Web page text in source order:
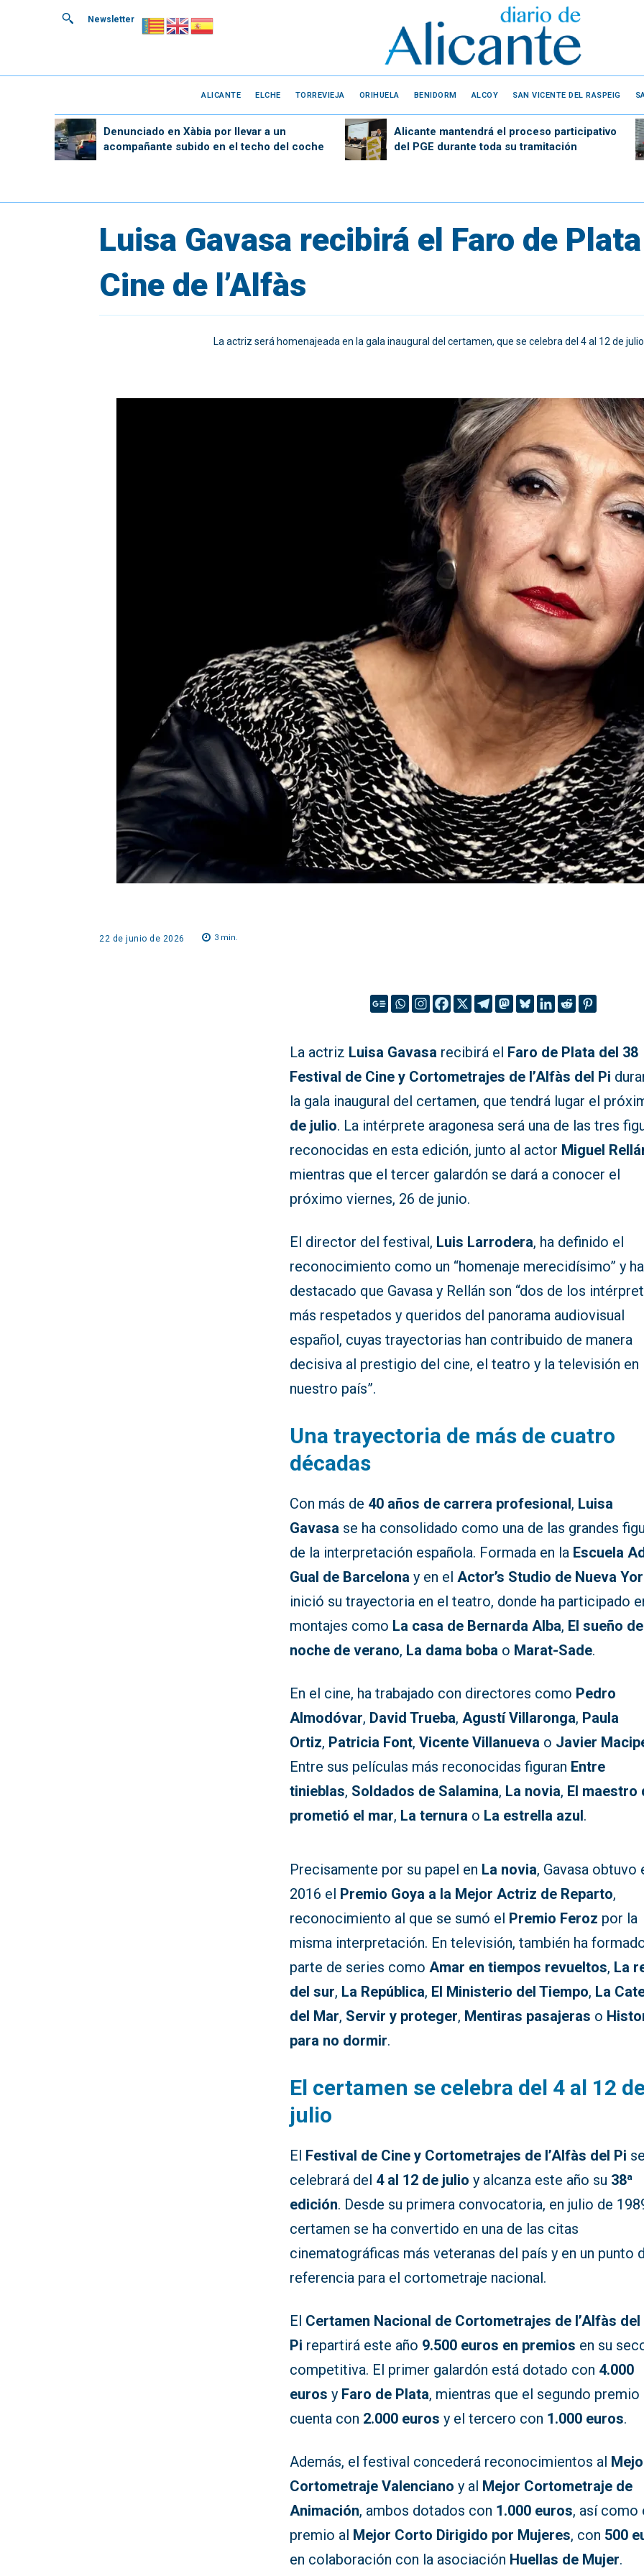
Newsletter
ALICANTE ELCHE TORREVIEJA ORIHUELA BENIDORM ALCOY SAN VICENTE DEL RASPEIG
Denunciado en Xàbia por llevar a un
acompañante subido en el techo del coche
Alicante mantendrá el proceso participativo
del PGE durante toda su tramitación
Luisa Gavasa recibirá el Faro de
Cine de l’Alfàs
La actriz será homenajeada en la gala inaugural del certamen, que se celebra del 4 al 12 de
22 de junio de 2026 3min.
La actriz Luisa Gavasa recibirá el Faro de Plata del 38
Festival de Cine y Cortometrajes de l’Alfàs del Pi
la gala inaugural del certamen, que tendrá lugar el
de julio. La intérprete aragonesa será una de las tres
reconocidas en esta edición, junto al actor Miguel
mientras que el tercer galardón se dará a conocer el
próximo viernes, 26 de junio.
El director del festival, Luis Larrodera, ha definido el
reconocimiento como un “homenaje merecidísimo” y ha
destacado que Gavasa y Rellán son “dos de los
más respetados y queridos del panorama audiovisual
español, cuyas trayectorias han contribuido de manera
decisiva al prestigio del cine, el teatro y la televisión en
nuestro país”.
Una trayectoria de más de cuatro
décadas
Con más de 40 años de carrera profesional, Luisa
Gavasa se ha consolidado como una de las grandes
de la interpretación española. Formada en la Escuela
Gual de Barcelona y en elActor’s Studio de Nueva
inició su trayectoria en el teatro, donde ha participado
montajes como La casa de Bernarda Alba, El sueño
noche de verano, La dama boba o Marat-Sade.
En el cine, ha trabajado con directores como Pedro
Almodóvar, David Trueba,Agustí Villaronga, Paula
Ortiz, Patricia Font,Vicente Villanueva o Javier
Entre sus películas más reconocidas figuran Entre
tinieblas, Soldados de Salamina, La novia, El maestro
prometió el mar, La ternura o La estrella azul.
Precisamente por su papel en La novia, Gavasa obtuvo
2016 el Premio Goya a la Mejor Actriz de Reparto,
reconocimiento al que se sumó el Premio Feroz por la
misma interpretación. En televisión, también ha
parte de series comoAmar en tiempos revueltos, La
del sur, La República, El Ministerio del Tiempo, La
del Mar, Servir y proteger, Mentiras pasajeras o
para no dormir.
El certamen se celebra del 4 al 12
julio
El Festival de Cine y Cortometrajes de l’Alfàs del Pi se
celebrará del 4 al 12 de julio y alcanza este año su 38ª
edición. Desde su primera convocatoria, en julio de
certamen se ha convertido en una de las citas
cinematográficas más veteranas del país y en un punto
referencia para el cortometraje nacional.
El Certamen Nacional de Cortometrajes de l’Alfàs del
Pi repartirá este año 9.500 euros en premios en su
competitiva. El primer galardón está dotado con 4.000
euros y Faro de Plata, mientras que el segundo premio
cuenta con 2.000 euros y el tercero con 1.000 euros.
Además, el festival concederá reconocimientos al
Cortometraje Valenciano y al Mejor Cortometraje de
Animación, ambos dotados con 1.000 euros, así como
premio al Mejor Corto Dirigido por Mujeres, con 500
en colaboración con la asociación Huellas de Mujer.